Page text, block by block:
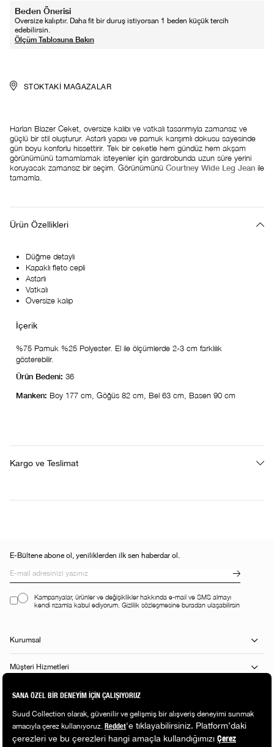
Beden Önerisi
Oversize kalıptır. Daha fit bir duruş istiyorsan 1 beden küçük tercih
edebilirsin.
STOKTAKI MAĞAZALAR
Harlan Blazer Ceket, oversize kalıbı ve vatkalı tasarımıyla zamansız ve
güçlü bir stil oluşturur. Astarlı yapısı ve pamuk karışımlı dokusu sayesinde
gün boyu konforlu hissettirir. Tek bir ceketle hem gündüz hem akşam
görünümünü tamamlamak isteyenler için gardırobunda uzun süre yerini
koruyacak zamansız bir seçim. Görünümünü Courtney Wide Leg Jean ile
tamamla.
Ürün Özellikleri
Düğme detaylı
Kapaklı fleto cepli
Astarlı
Vatkalı
Oversize kalıp
%75 Pamuk %25 Polyester. El ile ölçümlerde 2-3 cm farklılık
gösterebilir.
Ürün Bedeni: 36
Manken: Boy 177 cm, Göğüs 82 cm, Bel 63 cm, Basen 90 cm
Kargo ve Teslimat
E-Bültene abone ol, yeniliklerden ilk sen haberdar ol.
Kampanyalar, ürünler ve değişiklikler hakkında e-mail ve SMS almayı
kendi rızamla kabul ediyorum. Gizlilik sözleşmesine buradan ulaşabilirsin
Kurumsal
Müşteri Hizmetleri
Alışveriş Rehberi